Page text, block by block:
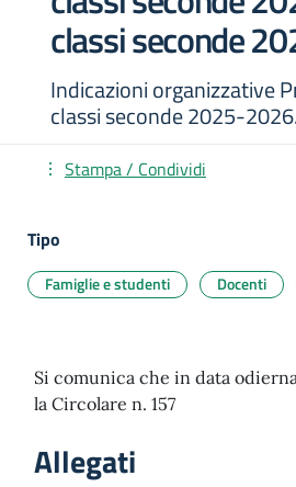
classi seconde
Indicazioni organizzative
classi seconde 2025-2026.
Stampa / Condividi
Tipo
Famiglie e studenti Docenti
Si comunica che in data
la Circolare n. 157
Allegati